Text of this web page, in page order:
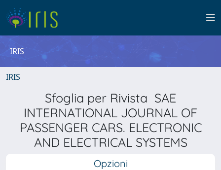
IRIS
IRIS
Sfoglia per Rivista SAE
INTERNATIONAL JOURNAL OF
PASSENGER CARS. ELECTRONIC
AND ELECTRICAL SYSTEMS
Opzioni